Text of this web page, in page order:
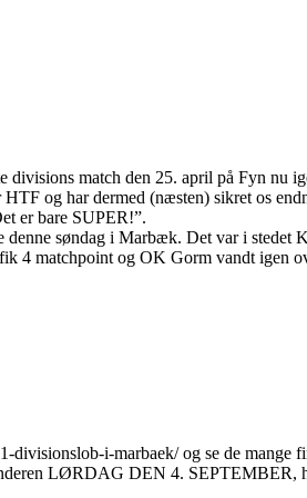
divisions match den 25. april på Fyn
og har dermed (næsten) sikret os
er bare SUPER!”.
denne søndag i Marbæk. Det var i
4 matchpoint og OK Gorm vandt igen
i-marbaek/ og se de mange
LØRDAG DEN 4. SEPTEMBER,